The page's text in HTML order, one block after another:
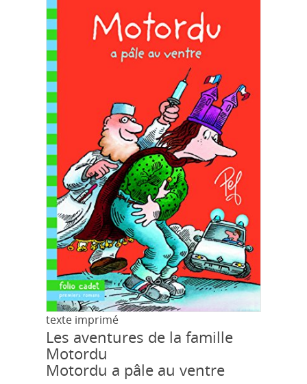
texte imprimé
Les aventures de la famille
Motordu
Motordu a pâle au ventre